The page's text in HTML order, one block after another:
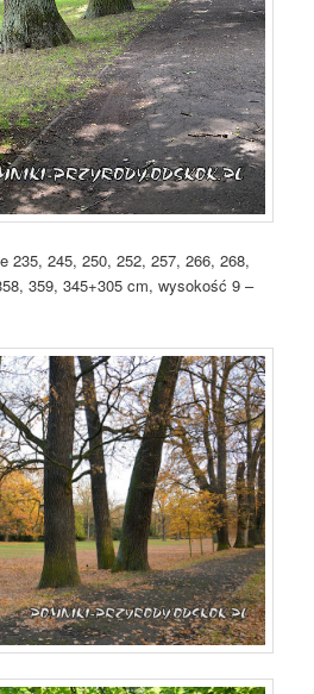
235, 245, 250, 252, 257, 266, 268,
359, 345+305 cm, wysokość 9 –